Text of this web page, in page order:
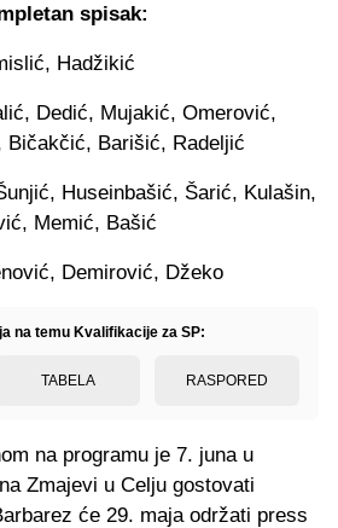
spisak:
Hadžikić
Dedić, Mujakić, Omerović,
Bičakčić, Barišić, Radeljić
Huseinbašić, Šarić, Kulašin,
Memić, Bašić
Demirović, Džeko
na temu Kvalifikacije za SP:
TABELA RASPORED
na programu je 7. juna u
Zmajevi u Celju gostovati
će 29. maja održati press